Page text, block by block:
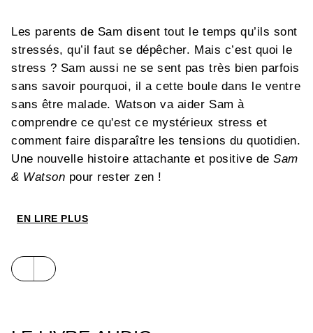
Les parents de Sam disent tout le temps qu’ils sont
stressés, qu’il faut se dépêcher. Mais c’est quoi le
stress ? Sam aussi ne se sent pas très bien parfois
sans savoir pourquoi, il a cette boule dans le ventre
sans être malade. Watson va aider Sam à
comprendre ce qu'est ce mystérieux stress et
comment faire disparaître les tensions du quotidien.
Une nouvelle histoire attachante et positive de Sam
& Watson pour rester zen !
EN LIRE PLUS